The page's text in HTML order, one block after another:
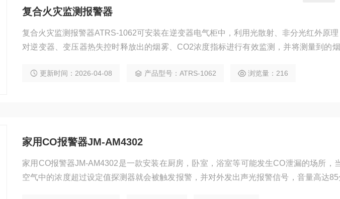
复合火灾监测报警器
复合火灾监测报警器ATRS-1062可安装在逆变器电气柜中，利用光散射、非分光红外原
对逆变器、变压器热失控时释放出的烟雾、CO2浓度指标进行有效监测，并将测量到的
更新时间：2026-04-08 产品型号：ATRS-1062 浏览量：216
家用CO报警器JM-AM4302
家用CO报警器JM-AM4302是一款安装在厨房，卧室，浴室等可能发生CO泄漏的场所，
空气中的浓度超过设定值探测器就会被触发报警，并对外发出声光报警信号，音量高达